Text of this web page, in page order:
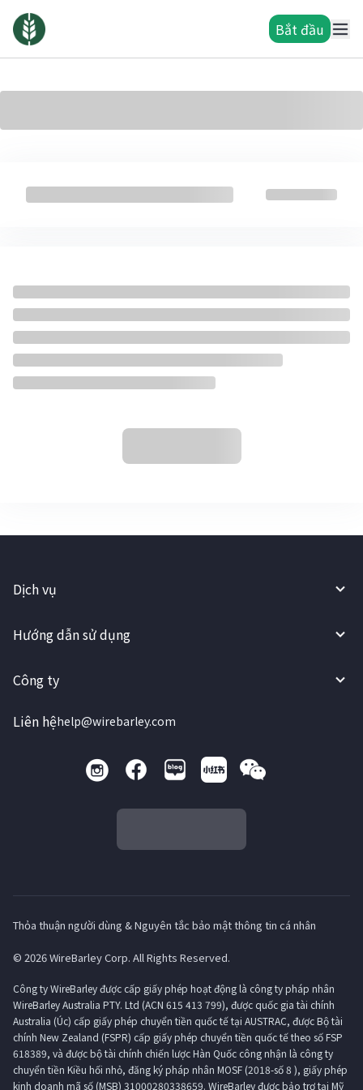
Bắt đầu
Dịch vụ
Hướng dẫn sử dụng
Công ty
Liên hệhelp@wirebarley.com
Thỏa thuận người dùng & Nguyên tắc bảo mật thông tin cá nhân
© 2026 WireBarley Corp. All Rights Reserved.
Công ty WireBarley được cấp giấy phép hoạt động là công ty pháp nhân
WireBarley Australia PTY. Ltd (ACN 615 413 799), được quốc gia tài chính
Australia (Úc) cấp giấy phép chuyển tiền quốc tế tại AUSTRAC, được Bộ tài
chính New Zealand (FSPR) cấp giấy phép chuyển tiền quốc tế theo số FSP
618389, và được bộ tài chính chiến lược Hàn Quốc công nhận là công ty
chuyển tiền Kiều hối nhỏ, đăng ký pháp nhân MOSF (2018-số 8 ), giấy phép
kinh doanh mã số (MSB) 31000280338659. WireBarley được bảo trợ tại Mỹ